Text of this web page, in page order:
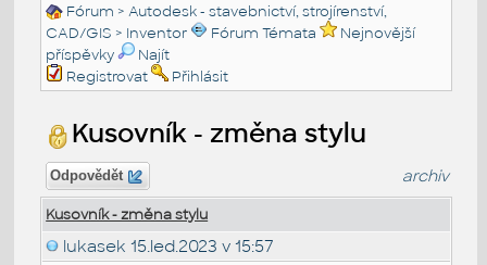
Fórum >Autodesk - stavebnictví, strojírenství,
CAD/GIS > Inventor Fórum Témata
Nejnovější
příspěvky
Najít
Registrovat
Přihlásit
Kusovník - změna stylu
Odpovědět archiv
Kusovník - změna stylu
lukasek 15.led.2023 v 15:57